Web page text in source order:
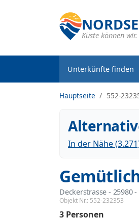
Küste können wir.
Unterkünfte finden
Hauptseite 552-
In der Nähe
Deckerstrasse - 25980 -
Objekt Nr.: 552-232353
3 Personen